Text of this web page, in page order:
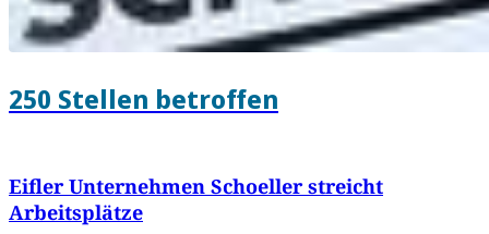
250 Stellen betroffen
Eifler Unternehmen Schoeller streicht
Arbeitsplätze